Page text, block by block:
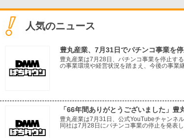
人気のニュース
豊丸産業、7月31日でパチンコ事業を
豊丸産業は7月28日、パチンコ事業を停止す
の事業環境や経営状況を踏まえ、今後の事業
ている。取引先に対しては、事業停止によ
「66年間ありがとうございました」
豊丸産業は7月31日、公式YouTubeチャンネ
同社は7月28日にパチンコ事業の停止を発表